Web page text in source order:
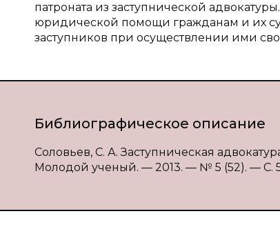
патроната из заступнической
юридической помощи гражданам и их
заступников при осуществлении ими
Библиографическое описание
Соловьев, С. А. Заступническая
Молодой ученый. — 2013. — № 5 (52). — С.